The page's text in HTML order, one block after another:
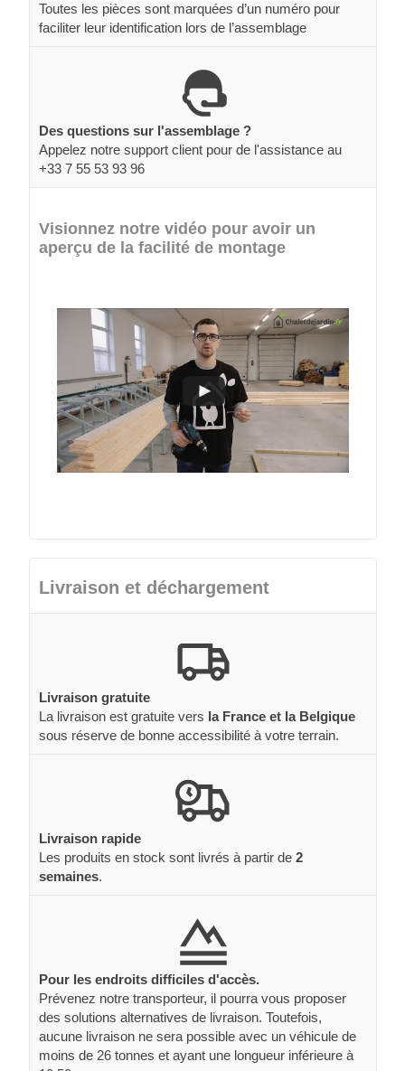
Toutes les pièces sont marquées d’un numéro pour
faciliter leur identification lors de l’assemblage
Des questions sur l'assemblage ?
Appelez notre support client pour de l'assistance au
+33 7 55 53 93 96
Visionnez notre vidéo pour avoir un
aperçu de la facilité de montage
Livraison et déchargement
Livraison gratuite
La livraison est gratuite vers la France et la Belgique
sous réserve de bonne accessibilité à votre terrain.
Livraison rapide
Les produits en stock sont livrés à partir de 2
semaines.
Pour les endroits difficiles d'accès.
Prévenez notre transporteur, il pourra vous proposer
des solutions alternatives de livraison. Toutefois,
aucune livraison ne sera possible avec un véhicule de
moins de 26 tonnes et ayant une longueur inférieure à